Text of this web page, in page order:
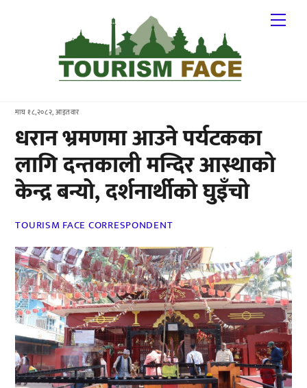
माघ १८,२०८२, आइतवार
धरान भ्रमणमा आउने पर्यटकका
लागि दन्तकाली मन्दिर आस्थाको
केन्द्र बन्यो, दर्शनार्थीको घुइँचो
TOURISM FACE CORRESPONDENT